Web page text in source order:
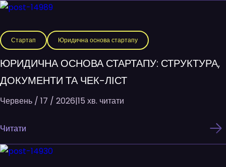
Стартап Юридична основа стартапу
ЮРИДИЧНА ОСНОВА СТАРТАПУ: СТРУКТУРА,
ДОКУМЕНТИ ТА ЧЕК-ЛІСТ
Червень / 17 / 2026|15 хв. читати
Читати